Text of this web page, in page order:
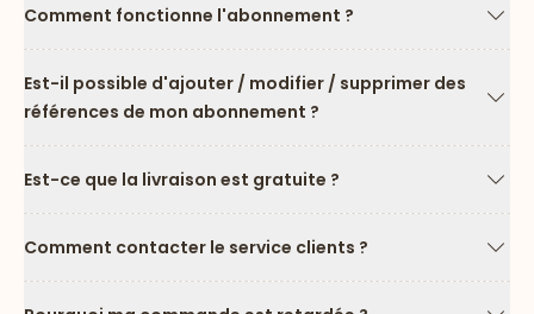
Comment fonctionne l'abonnement ?
Est-il possible d'ajouter / modifier / supprimer des
références de mon abonnement ?
Est-ce que la livraison est gratuite ?
Comment contacter le service clients ?